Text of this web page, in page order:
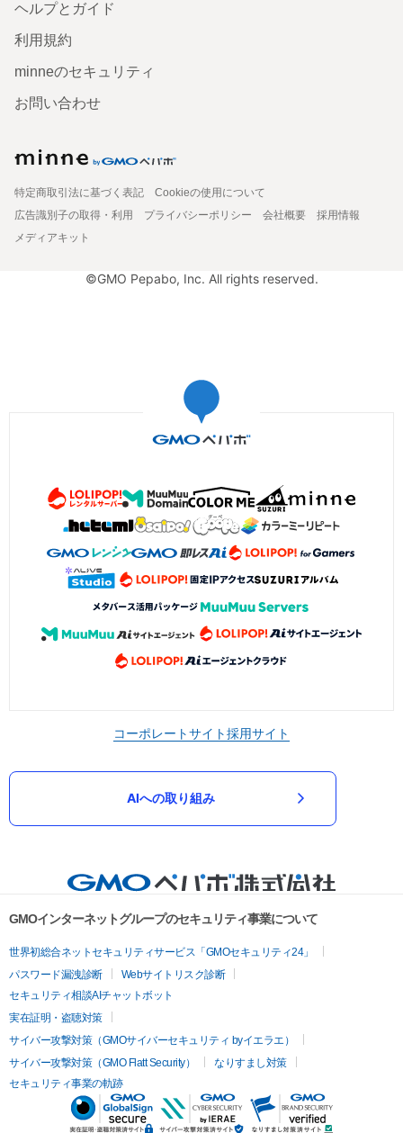
ヘルプとガイド
利用規約
minneのセキュリティ
お問い合わせ
特定商取引法に基づく表記
Cookieの使用について
広告識別子の取得・利用
プライバシーポリシー 会社概要
採用情報
メディアキット
©GMO Pepabo, Inc. All rights reserved.
コーポレートサイト採用サイト
AIへの取り組み
GMOインターネットグループのセキュリティ事業について
世界初総合ネットセキュリティサービス「GMOセキュリティ24」
パスワード漏洩診断
Webサイトリスク診断
セキュリティ相談AIチャットボット
実在証明・盗聴対策
サイバー攻撃対策（GMOサイバーセキュリティ byイエラエ）
サイバー攻撃対策（GMO Flatt Security）
なりすまし対策
セキュリティ事業の軌跡